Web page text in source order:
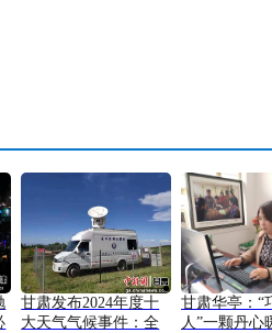
甘肃发布2024年度十
大天气气候事件：全
甘肃华亭：“
人”一颗丹心